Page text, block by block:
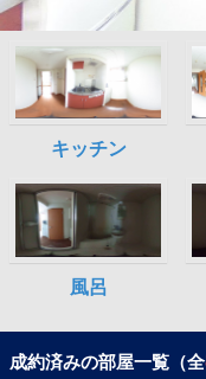
成約済みの部屋一覧（全